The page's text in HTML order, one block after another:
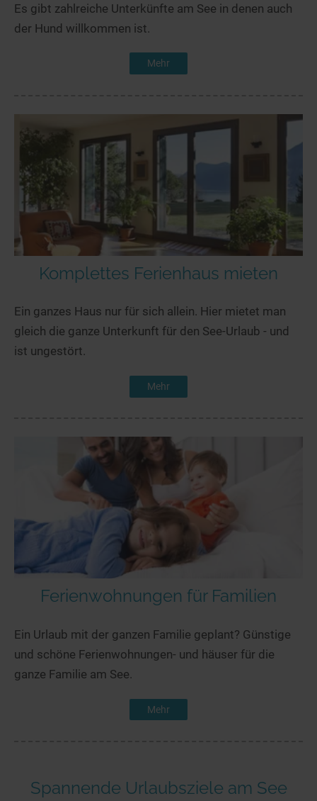
Es gibt zahlreiche Unterkünfte am See in denen auch
der Hund willkommen ist.
Mehr
Komplettes Ferienhaus mieten
Ein ganzes Haus nur für sich allein. Hier mietet man
gleich die ganze Unterkunft für den See-Urlaub - und
ist ungestört.
Mehr
Ferienwohnungen für Familien
Ein Urlaub mit der ganzen Familie geplant? Günstige
und schöne Ferienwohnungen- und häuser für die
ganze Familie am See.
Mehr
Spannende Urlaubsziele am See